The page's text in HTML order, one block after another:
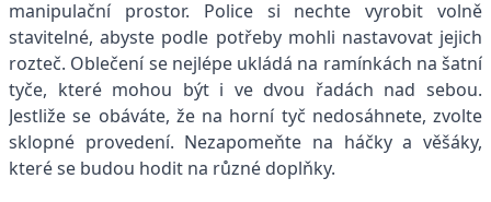
manipulační prostor. Police si nechte vyrobit volně
stavitelné, abyste podle potřeby mohli nastavovat jejich
rozteč. Oblečení se nejlépe ukládá na ramínkách na šatní
tyče, které mohou být i ve dvou řadách nad sebou.
Jestliže se obáváte, že na horní tyč nedosáhnete, zvolte
sklopné provedení. Nezapomeňte na háčky a věšáky,
které se budou hodit na různé doplňky.